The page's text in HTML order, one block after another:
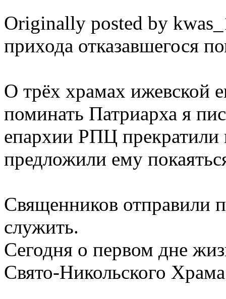
Originally posted by
прихода отказавшегося
О трёх храмах ижевской
поминать Патриарха я
епархии РПЦ
предложили ему
Священников отправили
служить.
Сегодня о первом дне
Свято-Никольского